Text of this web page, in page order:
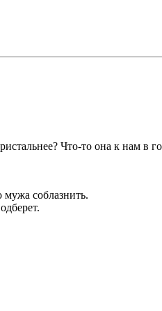
Что-то она к нам в
соблазнить.